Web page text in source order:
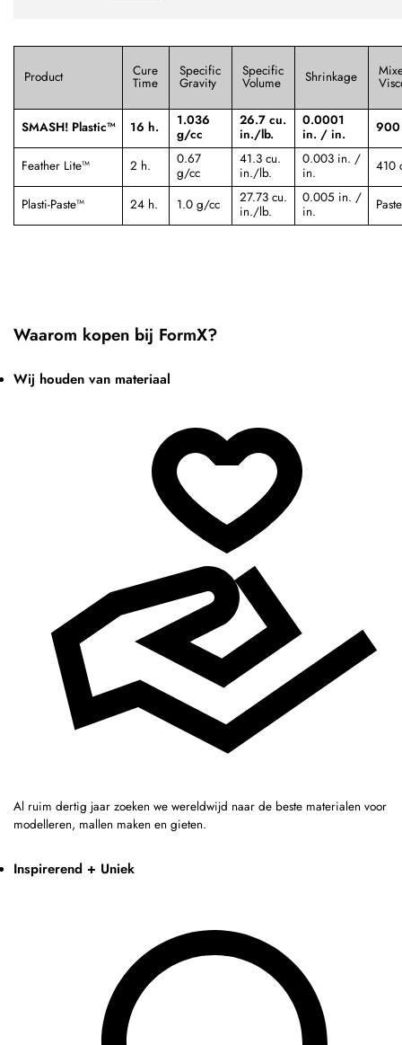
Product Cure
Time
Specific
Gravity
Specific
Volume Shrinkage
SMASH! Plastic™ 16 h.
1.036
g/cc
26.7 cu.
in./lb.
0.0001
in. / in.
900
Feather Lite™ 2 h.
0.67
g/cc
41.3 cu.
in./lb.
0.003 in. /
in.
410
Plasti-Paste™ 24 h. 1.0 g/cc
27.73 cu.
in./lb.
0.005 in. /
in.
Paste
Waarom kopen bij FormX?
Wij houden van materiaal
Al ruim dertig jaar zoeken we wereldwijd naar de beste materialen voor
modelleren, mallen maken en gieten.
Inspirerend + Uniek